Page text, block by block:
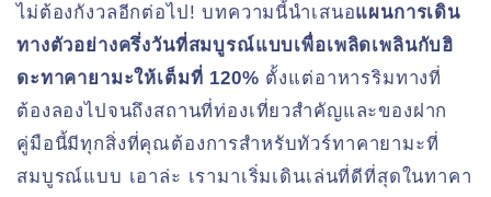
ไม่ต้องกังวลอีกต่อไป! บทความนี้นำเสนอแผนการเดิน
ทางตัวอย่างครึ่งวันที่สมบูรณ์แบบเพื่อเพลิดเพลินกับฮิ
ดะทาคายามะให้เต็มที่ 120% ตั้งแต่อาหารริมทางที่
ต้องลองไปจนถึงสถานที่ท่องเที่ยวสำคัญและของฝาก
คู่มือนี้มีทุกสิ่งที่คุณต้องการสำหรับทัวร์ทาคายามะที่
สมบูรณ์แบบ เอาล่ะ เรามาเริ่มเดินเล่นที่ดีที่สุดในทาคา